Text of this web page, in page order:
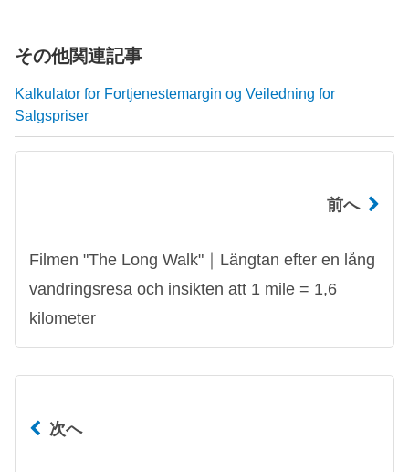
その他関連記事
Kalkulator for Fortjenestemargin og Veiledning for
Salgspriser
前へ
Filmen "The Long Walk"｜Längtan efter en lång
vandringsresa och insikten att 1 mile = 1,6
kilometer
次へ